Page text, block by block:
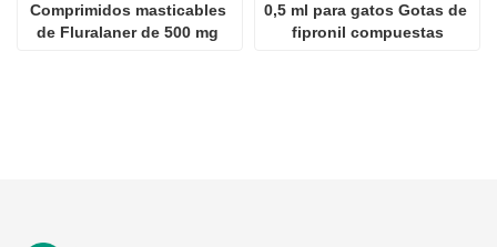
Comprimidos masticables
de Fluralaner de 500 mg
0,5 ml para gatos Gotas de
fipronil compuestas